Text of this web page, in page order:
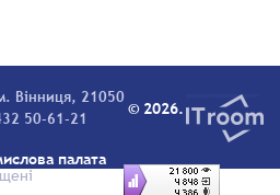
Вінниця, 21050
50-61-21
© 2026.
палата